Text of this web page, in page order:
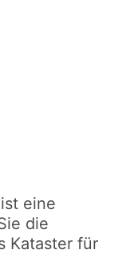
eine
die
Kataster für